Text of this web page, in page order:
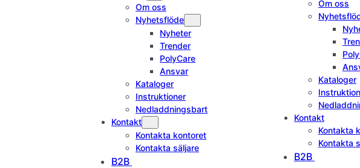
Om oss
Nyhetsflöde
Nyheter
Trender
PolyCare
Ansvar
Kataloger
Instruktioner
Nedladdningsbart
Kontakt
Kontakta kontoret
Kontakta säljare
B2B
Om oss
Kataloger
Kontakt
Kontakta
Kontakta
B2B